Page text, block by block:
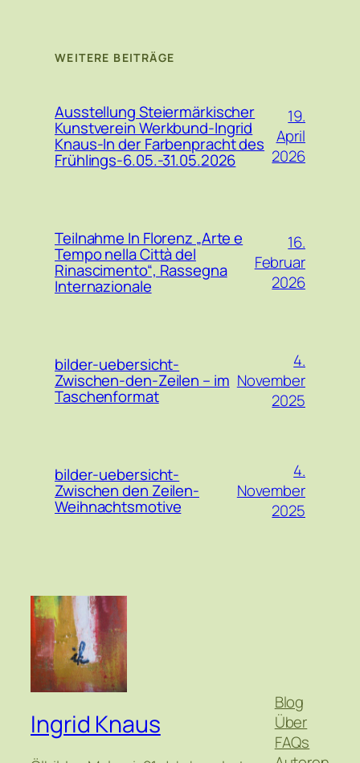
WEITERE BEITRÄGE
Ausstellung Steiermärkischer
Kunstverein Werkbund-Ingrid
Knaus-In der Farbenpracht des
Frühlings-6.05.-31.05.2026
19.
April
2026
Teilnahme In Florenz „Arte e
Tempo nella Città del
Rinascimento“, Rassegna
Internazionale
16.
Februar
2026
bilder-uebersicht-
Zwischen-den-Zeilen – im
Taschenformat
4.
November
2025
bilder-uebersicht-
Zwischen den Zeilen-
Weihnachtsmotive
4.
November
2025
Ingrid Knaus
Blog
Über
FAQs